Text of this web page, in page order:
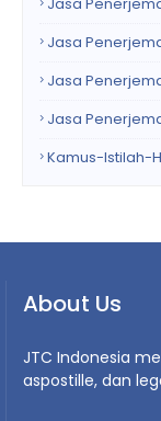
Jasa
Jasa
Jasa
Kamus-Istilah-
About Us
JTC Indonesia
aspostille, dan